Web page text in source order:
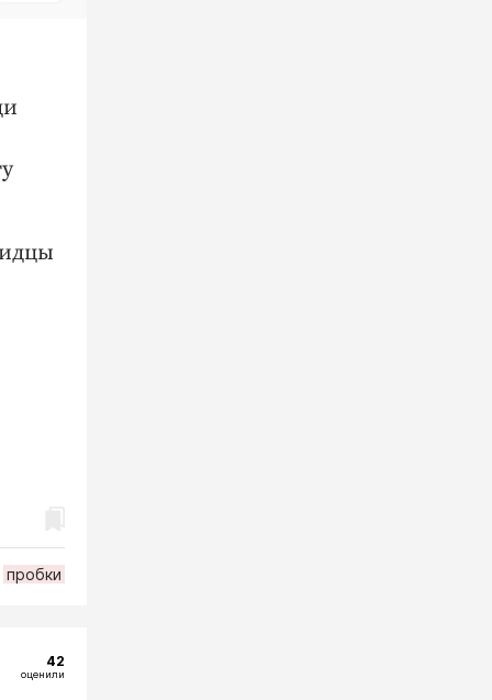
пробки
42
оценили